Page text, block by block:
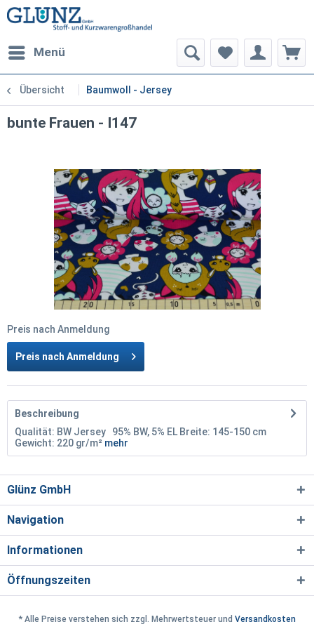
Menü
Übersicht Baumwoll - Jersey
bunte Frauen - I147
Preis nach Anmeldung
Preis nach Anmeldung
Beschreibung
Qualität: BW Jersey 95% BW, 5% EL Breite: 145-150 cm
Gewicht: 220 gr/m² mehr
Glünz GmbH
Navigation
Informationen
Öffnungszeiten
* Alle Preise verstehen sich zzgl. Mehrwertsteuer und Versandkosten